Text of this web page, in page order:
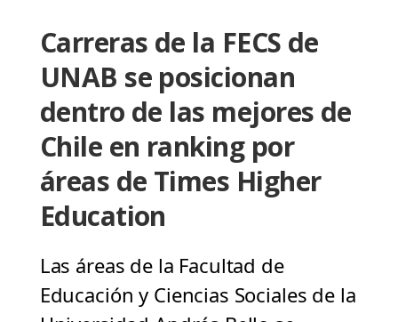
Carreras de la FECS de
UNAB se posicionan
dentro de las mejores de
Chile en ranking por
áreas de Times Higher
Education
Las áreas de la Facultad de
Educación y Ciencias Sociales de la